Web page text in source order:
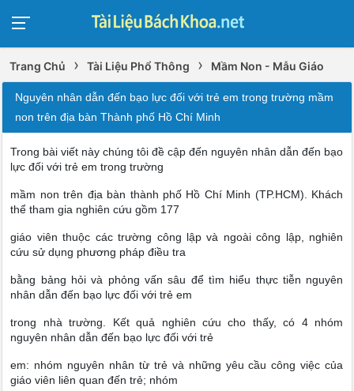
Trang Chủ › Tài Liệu Phổ Thông › Mầm Non - Mẫu Giáo
Nguyên nhân dẫn đến bạo lực đối với trẻ em trong trường mầm
non trên địa bàn Thành phố Hồ Chí Minh
Trong bài viết này chúng tôi đề cập đến nguyên nhân dẫn đến bạo
lực đối với trẻ em trong trường
mầm non trên địa bàn thành phố Hồ Chí Minh (TP.HCM). Khách
thể tham gia nghiên cứu gồm 177
giáo viên thuộc các trường công lập và ngoài công lập, nghiên
cứu sử dụng phương pháp điều tra
bằng bảng hỏi và phỏng vấn sâu để tìm hiểu thực tiễn nguyên
nhân dẫn đến bạo lực đối với trẻ em
trong nhà trường. Kết quả nghiên cứu cho thấy, có 4 nhóm
nguyên nhân dẫn đến bạo lực đối với trẻ
em: nhóm nguyên nhân từ trẻ và những yêu cầu công việc của
giáo viên liên quan đến trẻ; nhóm